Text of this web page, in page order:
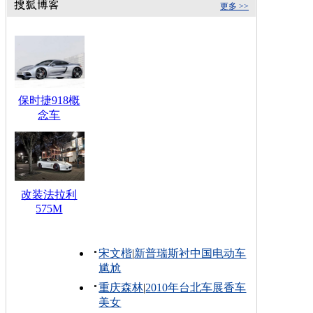
更多 >>
保时捷918概
念车
改装法拉利
575M
宋文楷|新普瑞斯衬中国电动车
尴尬
重庆森林|2010年台北车展香车
美女